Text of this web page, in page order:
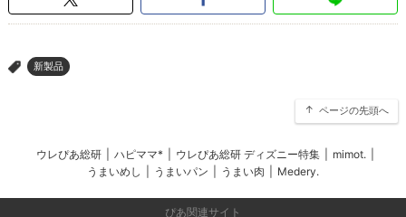
> 新製品
ページの先頭へ
ウレぴあ総研 ハピママ* ウレぴあ総研 ディズニー特集 mimot.
うまいめし
うまいパン うまい肉 Medery.
ぴあ関連サイト